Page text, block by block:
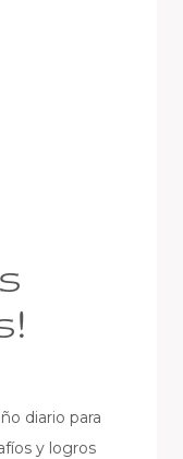
diario para
y logros